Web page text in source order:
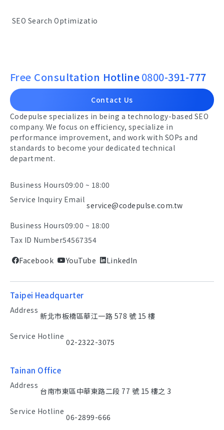
SEO Search Optimizatio
Free Consultation Hotline0800-391-777
Contact Us
Codepulse specializes in being a technology-based SEO
company. We focus on efficiency, specialize in
performance improvement, and work with SOPs and
standards to become your dedicated technical
department.
Business Hours09:00 ~ 18:00
Service Inquiry Email
service@codepulse.com.tw
Business Hours09:00 ~ 18:00
Tax ID Number54567354
Facebook YouTube LinkedIn
Taipei Headquarter
Address
新北市板橋區華江一路 578 號 15 樓
Service Hotline
02-2322-3075
Tainan Office
Address
台南市東區中華東路二段 77 號 15 樓之 3
Service Hotline
06-2899-666